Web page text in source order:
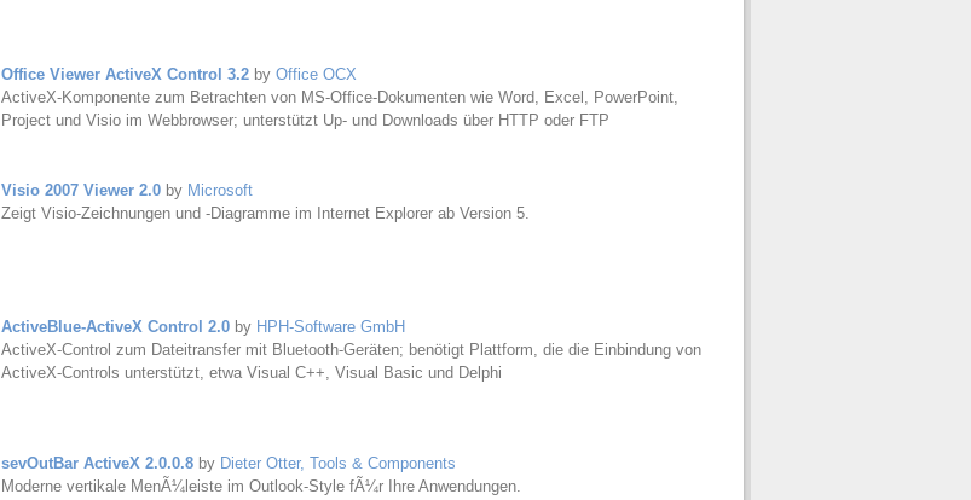
Office Viewer ActiveX Control 3.2by Office OCX
ActiveX-Komponente zum Betrachten von MS-Office-Dokumenten wie Word, Excel, PowerPoint,
Project und Visio im Webbrowser; unterstützt Up- und Downloads über HTTP oder FTP
Visio 2007 Viewer 2.0by Microsoft
Zeigt Visio-Zeichnungen und -Diagramme im Internet Explorer ab Version 5.
ActiveBlue-ActiveX Control 2.0by HPH-Software GmbH
ActiveX-Control zum Dateitransfer mit Bluetooth-Geräten; benötigt Plattform, die die Einbindung von
ActiveX-Controls unterstützt, etwa Visual C++, Visual Basic und Delphi
sevOutBar ActiveX 2.0.0.8by Dieter Otter, Tools & Components
Moderne vertikale MenÃ¼leiste im Outlook-Style fÃ¼r Ihre Anwendungen.